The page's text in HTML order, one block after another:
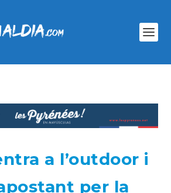
a l’outdoor i
per la